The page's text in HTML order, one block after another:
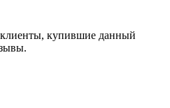
клиенты, купившие данный